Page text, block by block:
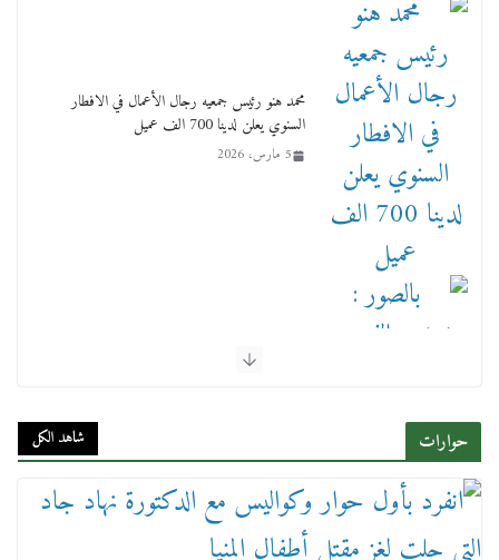
محمد هنو رئيس جمعيه رجال الأعمال في الافطار
السنوي يعلن لدينا 700 الف عميل
5 مارس، 2026
4 مارس، 2026
حوارات شاهد الكل